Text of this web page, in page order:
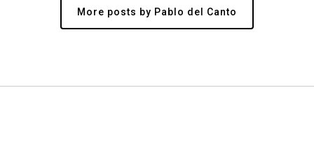
More posts by Pablo del Canto